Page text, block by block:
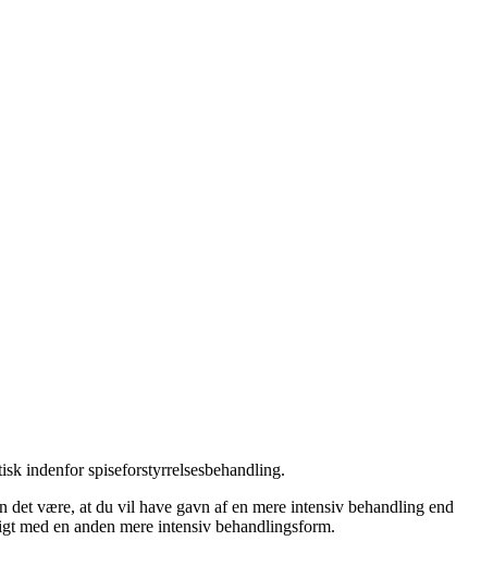
indenfor spiseforstyrrelsesbehandling.
være, at du vil have gavn af en mere intensiv behandling end
en anden mere intensiv behandlingsform.